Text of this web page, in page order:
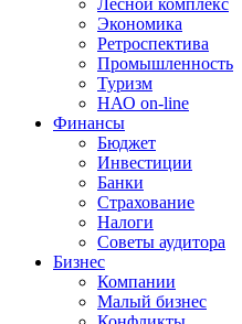
Лесной комплекс
Экономика
Ретроспектива
Промышленность
Туризм
НАО on-line
Финансы
Бюджет
Инвестиции
Банки
Страхование
Налоги
Советы аудитора
Бизнес
Компании
Малый бизнес